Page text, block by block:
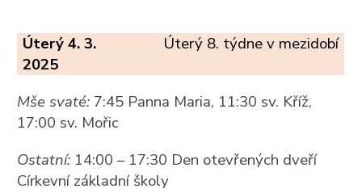
Úterý 4. 3.
2025
Úterý 8. týdne v mezidobí
Mše svaté: 7:45 Panna Maria, 11:30 sv. Kříž,
17:00 sv. Mořic
Ostatní: 14:00 – 17:30 Den otevřených dveří
Církevní základní školy